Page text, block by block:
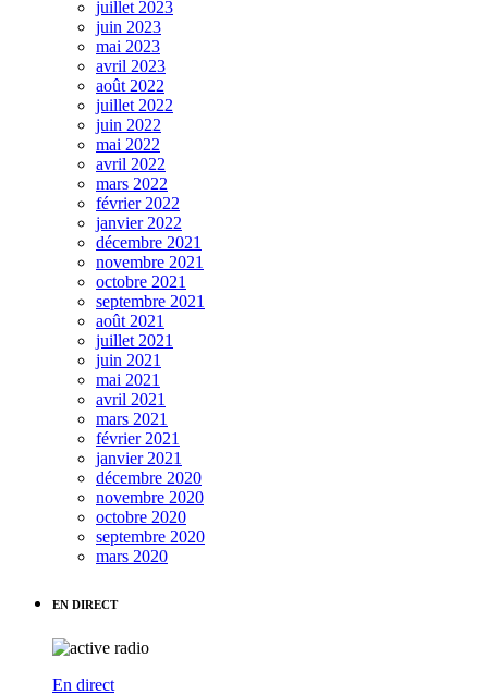
juillet 2023
juin 2023
mai 2023
avril 2023
août 2022
juillet 2022
juin 2022
mai 2022
avril 2022
mars 2022
février 2022
janvier 2022
décembre 2021
novembre 2021
octobre 2021
septembre 2021
août 2021
juillet 2021
juin 2021
mai 2021
avril 2021
mars 2021
février 2021
janvier 2021
décembre 2020
novembre 2020
octobre 2020
septembre 2020
mars 2020
EN DIRECT
En direct